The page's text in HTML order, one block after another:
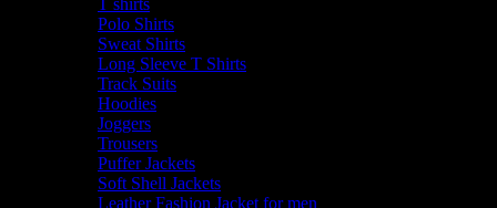
Polo Shirts
Sweat Shirts
Long Sleeve T Shirts
Track Suits
Hoodies
Joggers
Trousers
Puffer Jackets
Soft Shell Jackets
Leather Fashion Jacket for men